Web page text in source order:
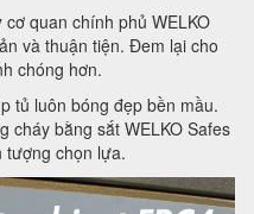
cơ quan chính phủ WELKO
và thuận tiện. Đem lại cho
chóng hơn.
tủ luôn bóng đẹp bền mầu.
cháy bằng sắt WELKO Safes
tượng chọn lựa.